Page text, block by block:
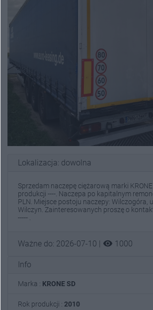
Lokalizacja: dowolna
Sprzedam naczepę ciężarową marki KRONE
produkcji ----. Naczepa po kapitalnym
PLN. Miejsce postoju naczepy: Wilczogóra,
Wilczyn. Zainteresowanych proszę o
----- .
Ważne do: 2026-07-10 | visibility 1000
Info
Marka : KRONE SD
Rok produkcji : 2010